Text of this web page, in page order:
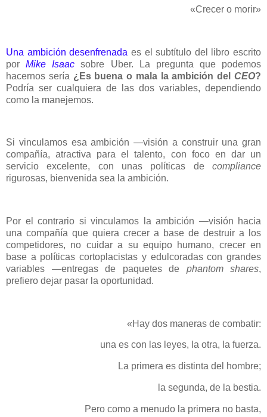
«Crecer o morir»
Una ambición desenfrenada es el subtítulo del libro escrito
porMike Isaac sobre Uber. La pregunta que podemos
hacernos sería ¿Es buena o mala la ambición delCEO?
Podría ser cualquiera de las dos variables, dependiendo
como la manejemos.
Si vinculamos esa ambición —visión a construir una gran
compañía, atractiva para el talento, con foco en dar un
servicio excelente, con unas políticas de compliance
rigurosas, bienvenida sea la ambición.
Por el contrario si vinculamos la ambición —visión hacia
una compañía que quiera crecer a base de destruir a los
competidores, no cuidar a su equipo humano, crecer en
base a políticas cortoplacistas y edulcoradas con grandes
variables —entregas de paquetes de phantom shares,
prefiero dejar pasar la oportunidad.
«Hay dos maneras de combatir:
una es con las leyes, la otra, la fuerza.
La primera es distinta del hombre;
la segunda, de la bestia.
Pero como a menudo la primera no basta,